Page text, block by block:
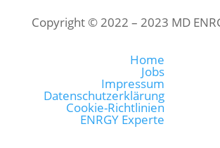
Copyright © 2022 – 2023 MD
Home
Jobs
Impressum
Datenschutzerklärung
Cookie-Richtlinien
ENRGY Experte